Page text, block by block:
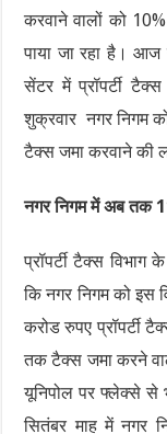
करवाने वालों को
पाया जा रहा है। आज
सेंटर में प्रॉपर्टी
शुक्रवार नगर निगम
टैक्स जमा करवाने की
नगर निगम में अब तक
प्रॉपर्टी टैक्स
कि नगर निगम को इस
करोड रुपए प्रॉपर्टी
तक टैक्स जमा करने
यूनिपोल पर फ्लेक्से से
सितंबर माह में नगर